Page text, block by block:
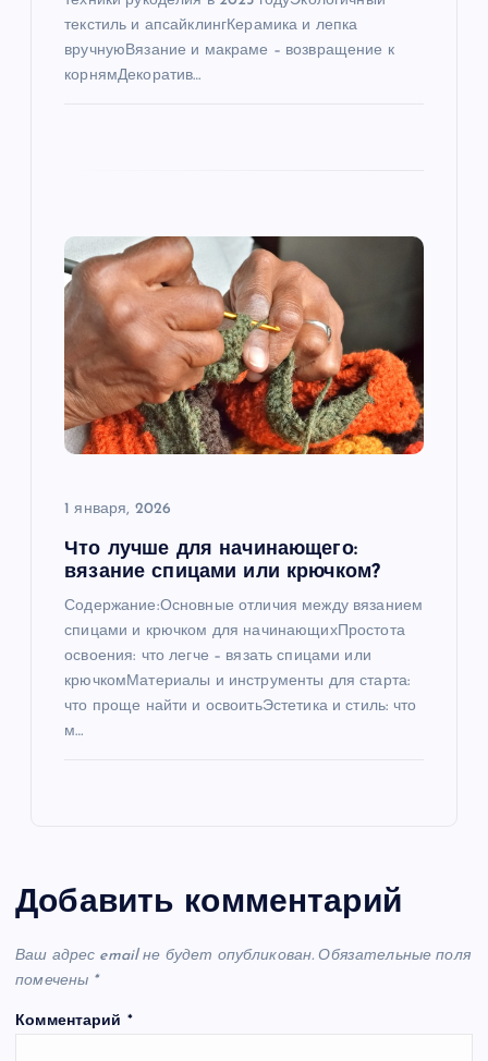
текстиль и апсайклингКерамика и лепка
вручнуюВязание и макраме – возвращение к
корнямДекоратив…
1 января, 2026
Что лучше для начинающего:
вязание спицами или крючком?
Содержание:Основные отличия между вязанием
спицами и крючком для начинающихПростота
освоения: что легче – вязать спицами или
крючкомМатериалы и инструменты для старта:
что проще найти и освоитьЭстетика и стиль: что
м…
Добавить комментарий
Ваш адрес email не будет опубликован. Обязательные поля
помечены *
Комментарий *